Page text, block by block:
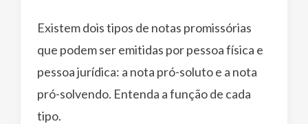
Existem dois tipos de notas promissórias
que podem ser emitidas por pessoa física e
pessoa jurídica: a nota pró-soluto e a nota
pró-solvendo. Entenda a função de cada
tipo.